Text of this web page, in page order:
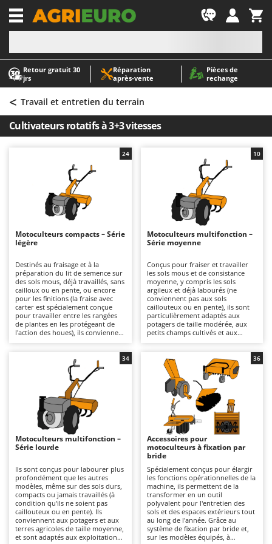
Retour gratuit 30
jrs
Réparation
après‑vente
Pièces de
rechange
-1
A
Abris de jardin
Accessoires pour tracteurs tondeuses autoportés
Aérateurs Scarificateurs pour gazon
Arracheuses de pommes de terre pour tracteur
Aspirateurs - Balais Électriques
Aspirateurs à cendres
Aspirateurs à feuilles sur roues
Aspirateurs de piscine
Atomiseurs agricoles pour tracteurs
Atomiseurs pour traitements
Autolaveuses
Autres produits
B
Balayeuses
Bancs de scie pour le bois - Scies à bûches
Barbecues
Bennes pour tracteur
Brosses pour sols extérieurs
Brouettes à moteur
Broyeurs à axe horizontal pour tracteur
Broyeurs de branches et végétaux
Butteurs pour tracteur
C
Chargeurs de batterie - Démarreurs
Charrues pour tracteur
A
AgriEuro Premium
AgriEuro TOP-LINE
AGT
AL-KO
ALA 2000
Alpina
Ama
Ambrogio Robot
Annovi Reverberi
ANTHBOT
Archman
Ariete
Artus
Attila
Awelco
B
Baesso
Bahco
< Travail et entretien du terrain
Cultivateurs rotatifs à 3+3 vitesses
Motoculteurs compacts – Série
légère
Destinés au fraisage et à la
préparation du lit de semence sur
des sols mous, déjà travaillés, sans
cailloux ou en pente, ou encore
pour les finitions (la fraise avec
carter est spécialement conçue
pour travailler entre les rangées
de plantes en les protégeant de
l'action des houes), ils conviennent
alimentés par un moteur à
essence 4 temps et conviennent à
un usage amateur ou semi-
professionnel sur des surfaces
restreintes, pour des travaux de
labour en profondeur moyenne,
grâce à leur structure légère et
facilement maniable, même dans
des espaces restreints. La
transmission par courroie ou par
engrenages et les boîtes de
vitesses 1+1 ou 2+1 garantissent
qualité de travail est adaptée aux
préparations saisonnières du
potager, avec un rendement
régulier, mais n'est pas destinée à
des utilisations intensives ou
continues. Parfaits pour les
particuliers qui ont besoin d'un
fraisage périodique sans avoir à
affronter des sols durs ou jamais
24
Motoculteurs multifonction –
Série moyenne
Conçus pour fraiser et travailler
les sols mous et de consistance
moyenne, y compris les sols
argileux et déjà labourés (ne
conviennent pas aux sols
caillouteux ou en pente), ils sont
particulièrement adaptés aux
potagers de taille modérée, aux
petits champs cultivés et aux
plus incisive et plus uniforme que
la série légère, avec une meilleure
pénétration et un rendement
opérationnel supérieur. Ils se
distinguent par leur transmission
à engrenages à bain d'huile, plus
solide que les solutions à
courroie, et par leurs boîtes de
vitesses 2+1 ou 3+3 qui permettent
une avance calibrée en fonction
du type de sol, ainsi que par leur
fraise avec carter, spécialement
conçue pour travailler entre les
rangées de plantes en les
protégeant de l'action des houes.
Disponibles avec un moteur 4
temps à essence ou diesel, elles
conviennent à un usage allant du
bricolage au professionnel, pour
des travaux à profondeur
moyenne grâce à leur structure
plus robuste que celle de la série
10
Motoculteurs multifonction –
Série lourde
Ils sont conçus pour labourer plus
profondément que les autres
modèles, même sur des sols durs,
compacts ou jamais travaillés (à
condition qu'ils ne soient pas
caillouteux ou en pente). Ils
conviennent aux potagers et aux
terres agricoles de taille moyenne,
et sont adaptés aux exploitations
34
Accessoires pour
motoculteurs à fixation par
bride
Spécialement conçus pour élargir
les fonctions opérationnelles de la
machine, ils permettent de la
transformer en un outil
polyvalent pour l'entretien des
sols et des espaces extérieurs tout
au long de l'année. Grâce au
système de fixation par bride et,
sur les modèles équipés, à
36